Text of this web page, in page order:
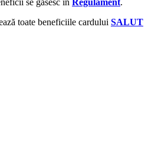
toate beneficiile cardului SALUT